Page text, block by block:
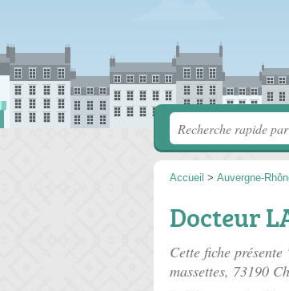
Accueil > Auvergne-
Docteur
Cette fiche
massettes, 73190